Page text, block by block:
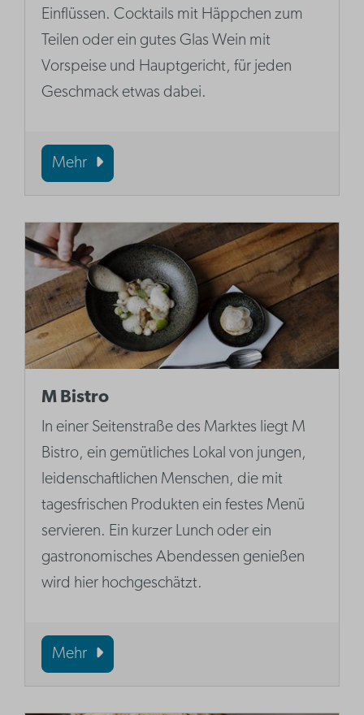
Einflüssen. Cocktails mit Häppchen zum
Teilen oder ein gutes Glas Wein mit
Vorspeise und Hauptgericht, für jeden
Geschmack etwas dabei.
Mehr
M Bistro
In einer Seitenstraße des Marktes liegt M
Bistro, ein gemütliches Lokal von jungen,
leidenschaftlichen Menschen, die mit
tagesfrischen Produkten ein festes Menü
servieren. Ein kurzer Lunch oder ein
gastronomisches Abendessen genießen
wird hier hochgeschätzt.
Mehr